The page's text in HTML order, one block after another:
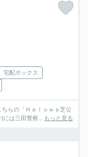
宅配ボックス
らの「Ｈａｌｕｗａ芝公
には三田警察... もっと見る